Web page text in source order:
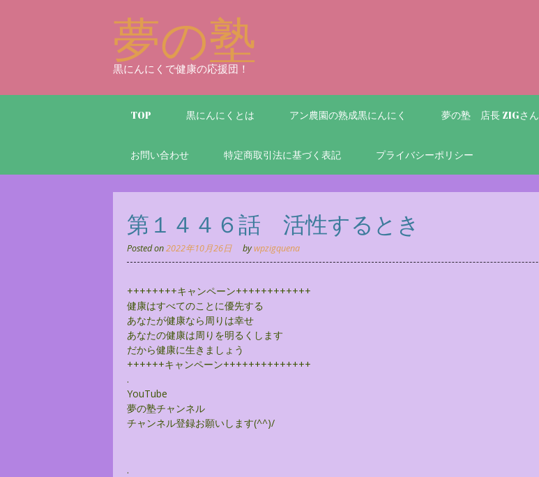
夢の塾
黒にんにくで健康の応援団！
TOP 黒にんにくとは アン農園の熟成黒にんにく 夢の塾 店長 ZIGさん
お問い合わせ 特定商取引法に基づく表記 プライバシーポリシー
第１４４６話 活性するとき
Posted on2022年10月26日 bywpzigquena
++++++++キャンペーン++++++++++++
健康はすべてのことに優先する
あなたが健康なら周りは幸せ
あなたの健康は周りを明るくします
だから健康に生きましょう
++++++キャンペーン++++++++++++++
.
YouTube
夢の塾チャンネル
チャンネル登録お願いします(^^)/
.